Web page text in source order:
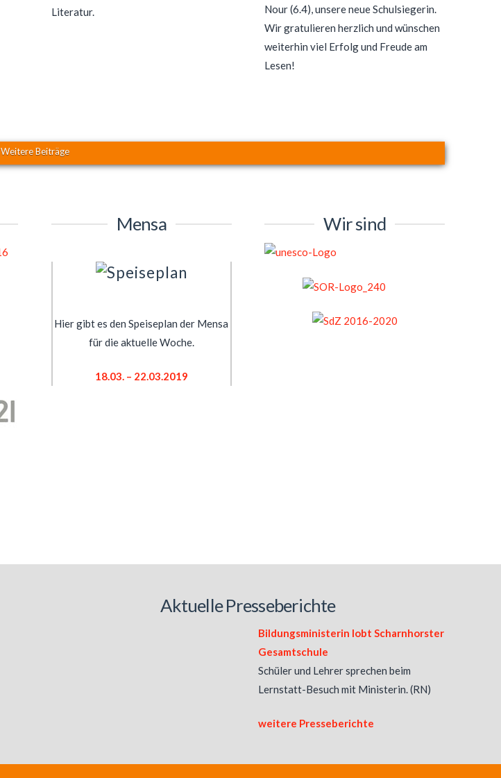
Literatur.
Nour (6.4), unsere neue Schulsiegerin.
Wir gratulieren herzlich und wünschen
weiterhin viel Erfolg und Freude am
Lesen!
Weitere Beiträge
Mensa
Hier gibt es den Speiseplan der Mensa
für die aktuelle Woche.
18.03. – 22.03.2019
Wir sind
Aktuelle Presseberichte
Bildungsministerin lobt Scharnhorster
Gesamtschule
Schüler und Lehrer sprechen beim
Lernstatt-Besuch mit Ministerin. (RN)
weitere Presseberichte